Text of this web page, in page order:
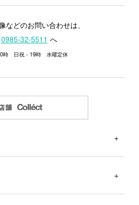
などのお問い合わせは、
0985-32-5511 へ
時 日祝 - 19時 水曜定休